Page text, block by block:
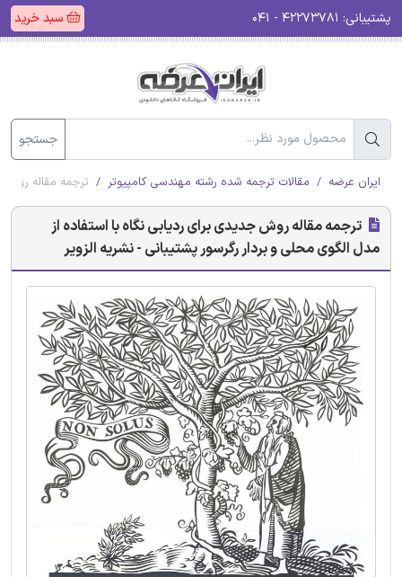
پشتیبانی: سبد خرید
جستجو
ایران عرضه مقالات ترجمه شده رشته مهندسی کامپیوتر ترجمه مقاله روش
ترجمه مقاله روش جدیدی برای ردیابی نگاه با استفاده از
مدل الگوی محلی و بردار رگرسور پشتیبانی - نشریه الزویر